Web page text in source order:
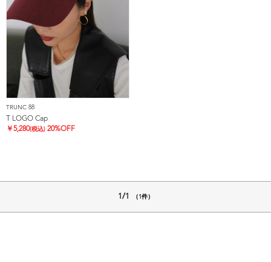
TRUNC 88
T LOGO Cap
￥5,280(税込) 20%OFF
1/1 （1件）